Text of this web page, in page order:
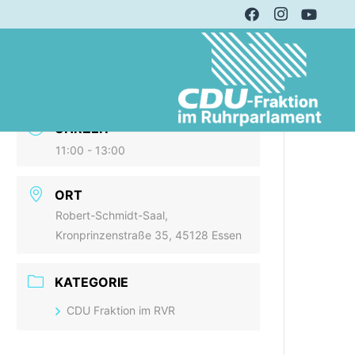
UHRZEIT
11:00 - 13:00
ORT
Robert-Schmidt-Saal,
Kronprinzenstraße 35, 45128 Essen
KATEGORIE
CDU Fraktion im RVR